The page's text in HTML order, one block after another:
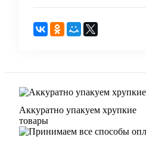
Аккуратно упакуем хрупкие
товары